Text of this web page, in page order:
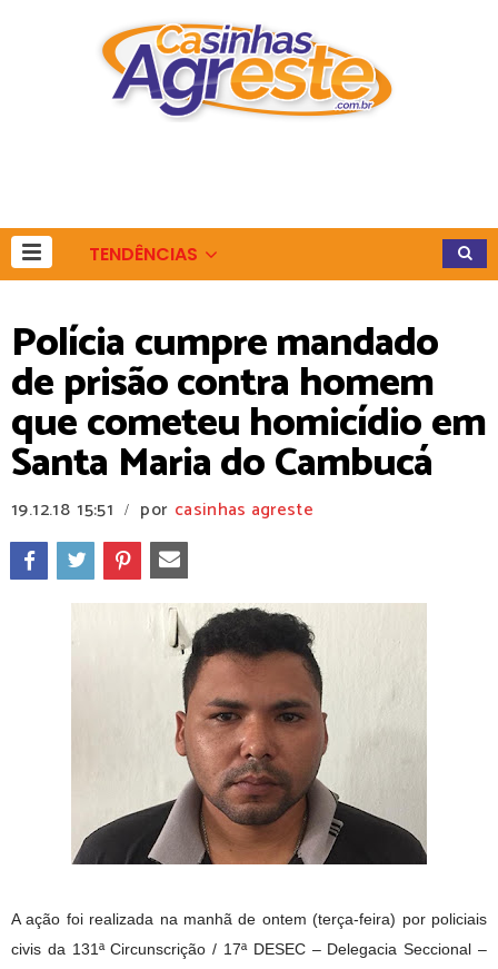
TENDÊNCIAS
Polícia cumpre mandado
de prisão contra homem
que cometeu homicídio em
Santa Maria do Cambucá
19.12.18 15:51 / por casinhas agreste
A ação foi realizada na manhã de ontem (terça-feira) por policiais
civis da 131ª Circunscrição / 17ª DESEC – Delegacia Seccional –